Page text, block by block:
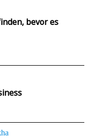
bevor es